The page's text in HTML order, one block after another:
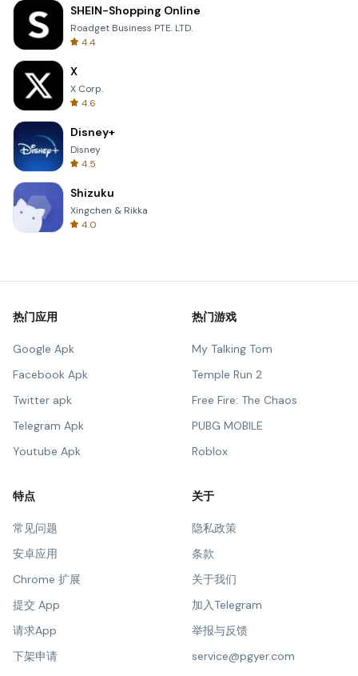
SHEIN-Shopping Online
Roadget Business PTE. LTD.
4.4
X
X Corp.
4.6
Disney+
Disney
4.5
Shizuku
Xingchen & Rikka
4.0
热门应用
Google Apk
Facebook Apk
Twitter apk
Telegram Apk
Youtube Apk
热门游戏
My Talking Tom
Temple Run 2
Free Fire: The Chaos
PUBG MOBILE
Roblox
特点
常见问题
安卓应用
Chrome 扩展
提交 App
请求App
下架申请
关于
隐私政策
条款
关于我们
加入Telegram
举报与反馈
service@pgyer.com